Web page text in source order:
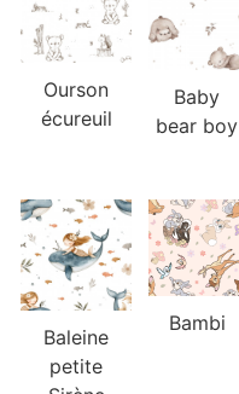
Ourson
écureuil
Baby
bear boy
Baleine
petite
Bambi